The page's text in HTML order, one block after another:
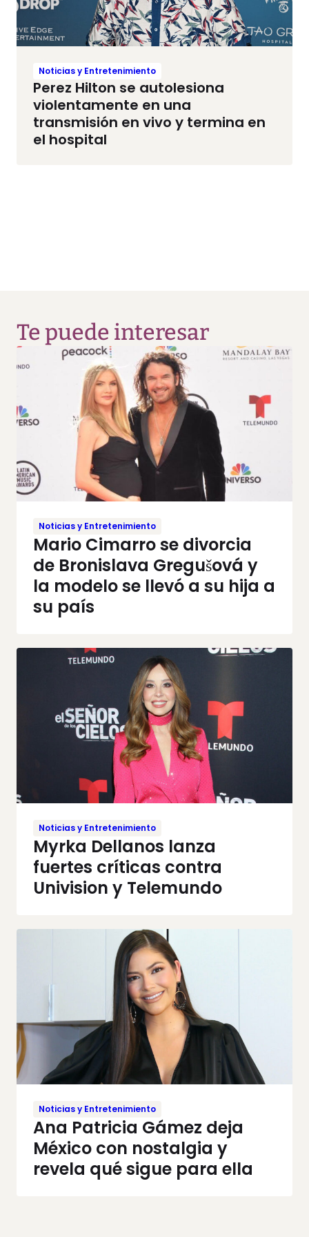
Noticias y Entretenimiento
Perez Hilton se autolesiona
violentamente en una
transmisión en vivo y termina en
el hospital
Te puede interesar
Noticias y Entretenimiento
Mario Cimarro se divorcia
de Bronislava Gregušová y
la modelo se llevó a su hija a
su país
Noticias y Entretenimiento
Myrka Dellanos lanza
fuertes críticas contra
Univision y Telemundo
Noticias y Entretenimiento
Ana Patricia Gámez deja
México con nostalgia y
revela qué sigue para ella